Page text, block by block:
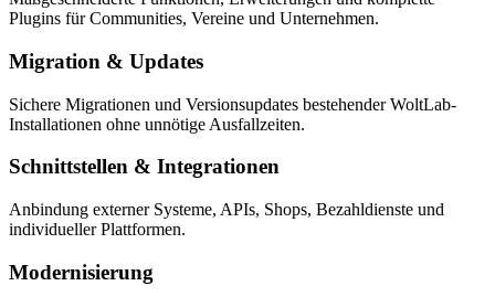
Plugins für Communities, Vereine und Unternehmen.
Migration & Updates
Sichere Migrationen und Versionsupdates bestehender WoltLab-
Installationen ohne unnötige Ausfallzeiten.
Schnittstellen & Integrationen
Anbindung externer Systeme, APIs, Shops, Bezahldienste und
individueller Plattformen.
Modernisierung